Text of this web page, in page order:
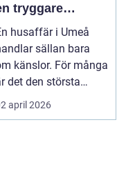
tryggare
husaffär i Umeå
sällan bara
känslor. För många
det den största
affären i...
april 2026